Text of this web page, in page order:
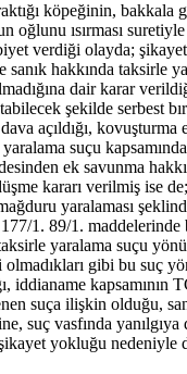
köpeğinin,
oğlunu ısırması
verdiği olayda;
sanık hakkında taksirle
dair karar
şekilde serbest
açıldığı, kovuşturma
suçu
ek savunma
kararı verilmiş ise de;
yaralaması
1. 89/1. maddelerinde
yaralama suçu
gibi bu suç
iddianame kapsamının
suça ilişkin olduğu,
suç vasfında
yokluğu nedeniyle